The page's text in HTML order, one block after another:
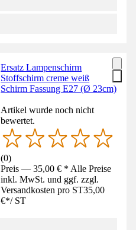
Ersatz Lampenschirm
Stoffschirm creme weiß
Schirm Fassung E27 (Ø 23cm)
Artikel wurde noch nicht
bewertet.
(0)
Preis — 35,00 € * Alle Preise
inkl. MwSt. und ggf. zzgl.
Versandkosten pro ST35,00
€*/ ST